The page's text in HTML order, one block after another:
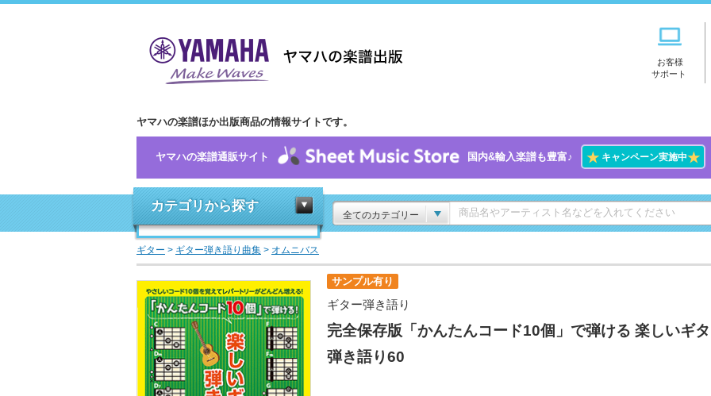
お客様
サポート
ヤマハの楽譜ほか出版商品の情報サイトです。
ヤマハの楽譜通販サイト 国内&輸入楽譜も豊富♪ ★キャンペーン実施中★
カテゴリから探す
全てのカテゴリー
ギター > ギター弾き語り曲集 > オムニバス
サンプル有り
ギター弾き語り
完全保存版「かんたんコード10個」で弾ける 楽しいギ
弾き語り60